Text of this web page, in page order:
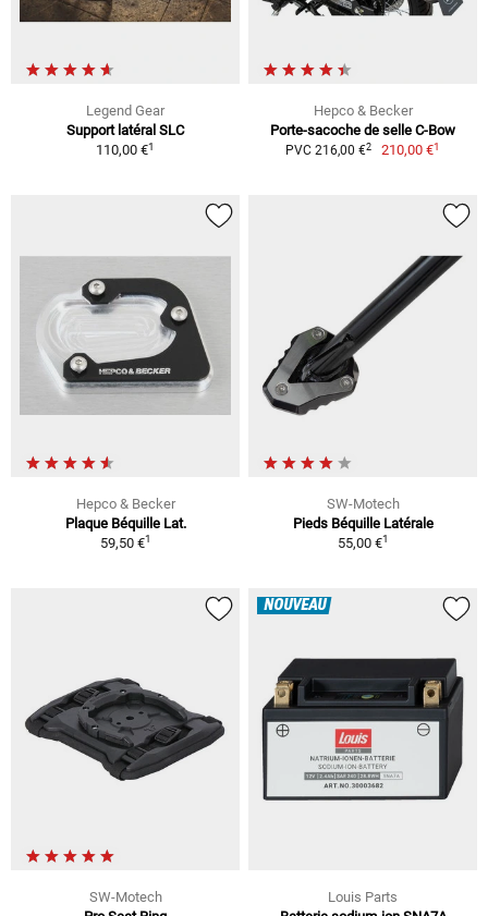
Legend Gear
Support latéral SLC
110,00 €1
Hepco & Becker
Porte-sacoche de selle C-Bow
PVC 216,00 €2 210,00 €1
Hepco & Becker
Plaque Béquille Lat.
59,50 €1
SW-Motech
Pieds Béquille Latérale
55,00 €1
SW-Motech
NOUVEAU
Louis Parts